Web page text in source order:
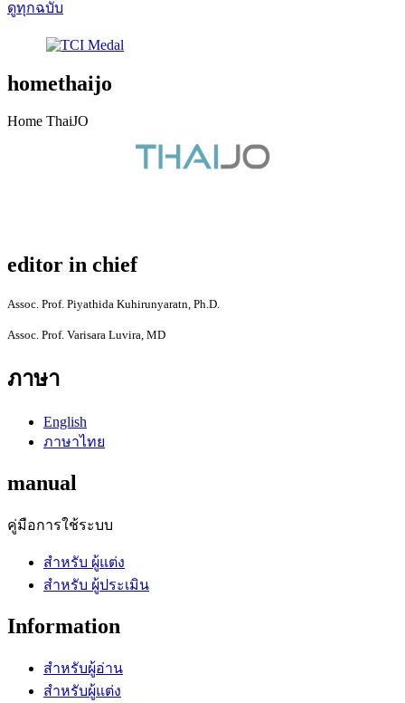
ดูทุกฉบับ
homethaijo
Home ThaiJO
editor in chief
Assoc. Prof. Piyathida Kuhirunyaratn, Ph.D.
Assoc. Prof. Varisara Luvira, MD
ภาษา
English
ภาษาไทย
manual
คู่มือการใช้ระบบ
สำหรับ ผู้แต่ง
สำหรับ ผู้ประเมิน
Information
สำหรับผู้อ่าน
สำหรับผู้แต่ง